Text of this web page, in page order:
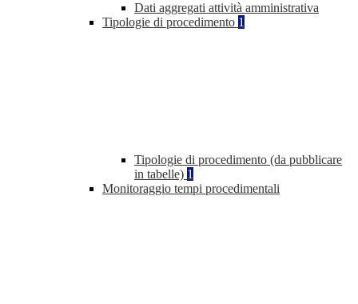
Dati aggregati attività amministrativa
Tipologie di procedimento 1
Tipologie di procedimento (da pubblicare
in tabelle) 1
Monitoraggio tempi procedimentali